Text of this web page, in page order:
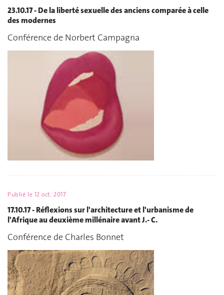
23.10.17 - De la liberté sexuelle des anciens comparée à celle
des modernes
Conférence de Norbert Campagna
Publié le 12 oct. 2017
17.10.17 - Réflexions sur l'architecture et l'urbanisme de
l'Afrique au deuxième millénaire avant J.- C.
Conférence de Charles Bonnet